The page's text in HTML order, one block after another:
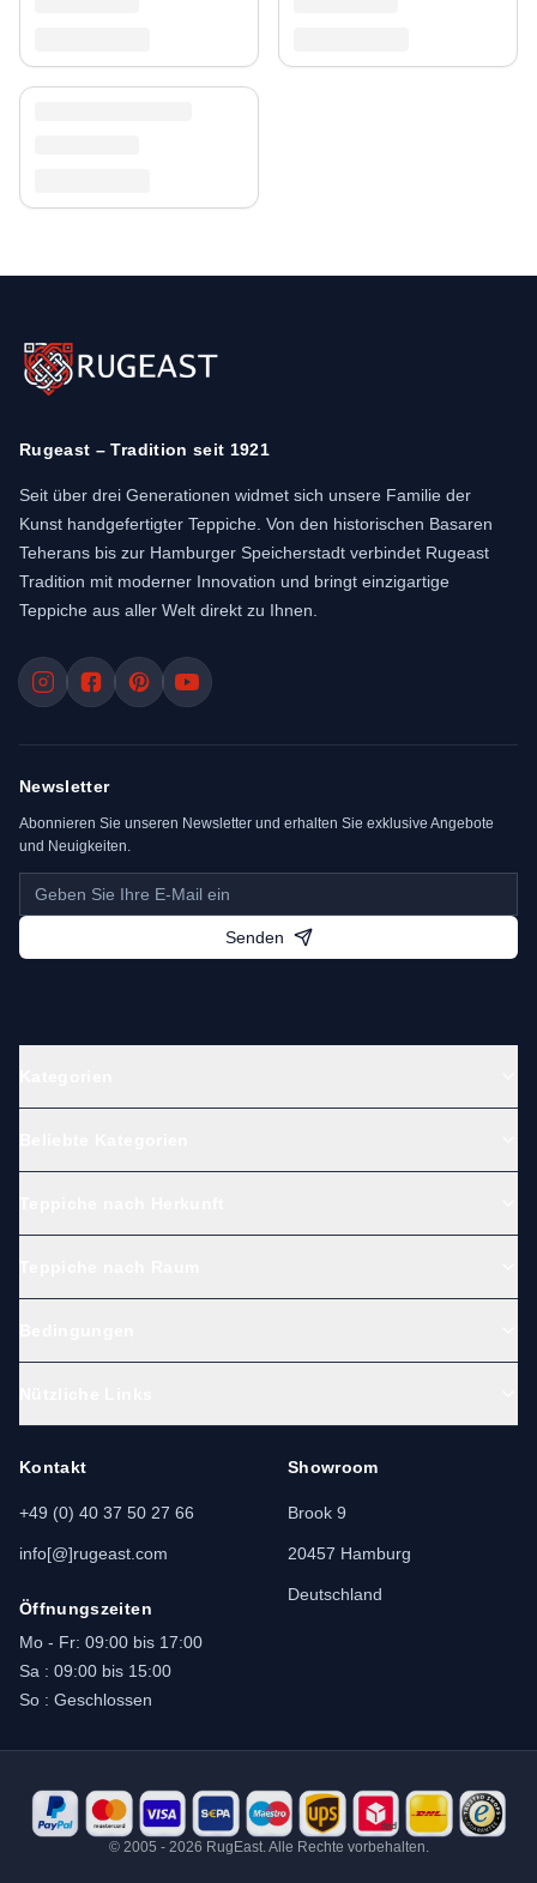
Rugeast – Tradition seit 1921
Seit über drei Generationen widmet sich unsere Familie der
Kunst handgefertigter Teppiche. Von den historischen Basaren
Teherans bis zur Hamburger Speicherstadt verbindet Rugeast
Tradition mit moderner Innovation und bringt einzigartige
Teppiche aus aller Welt direkt zu Ihnen.
Newsletter
Abonnieren Sie unseren Newsletter und erhalten Sie exklusive Angebote
und Neuigkeiten.
Senden
Kontakt
+49 (0) 40 37 50 27 66
info[@]rugeast.com
Öffnungszeiten
Mo - Fr: 09:00 bis 17:00
Sa : 09:00 bis 15:00
So : Geschlossen
Showroom
Brook 9
20457 Hamburg
Deutschland
© 2005 - 2026 RugEast. Alle Rechte vorbehalten.